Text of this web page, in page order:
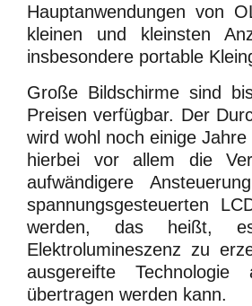
Hauptanwendungen von
kleinen und kleinsten
insbesondere portable
Große Bildschirme sind
Preisen verfügbar. Der
wird wohl noch einige
hierbei vor allem die
aufwändigere
spannungsgesteuerten
werden, das heißt,
Elektrolumineszenz zu
ausgereifte
übertragen werden kann.